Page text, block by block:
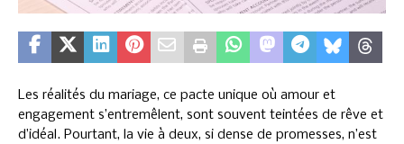
Les réalités du mariage, ce pacte unique où amour et
engagement s’entremêlent, sont souvent teintées de rêve et
d’idéal. Pourtant, la vie à deux, si dense de promesses, n’est